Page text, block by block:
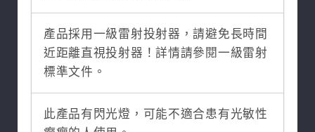
產品採用一級雷射投射器，請避免長時間
近距離直視投射器！詳情請參閱一級雷射
標準文件。
此產品有閃光燈，可能不適合患有光敏性